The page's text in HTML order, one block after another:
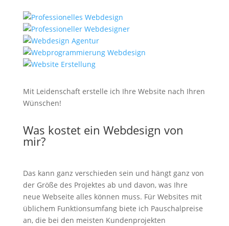
Mit Leidenschaft erstelle ich Ihre Website nach Ihren
Wünschen!
Was kostet ein Webdesign von
mir?
Das kann ganz verschieden sein und hängt ganz von
der Größe des Projektes ab und davon, was Ihre
neue Webseite alles können muss. Für Websites mit
üblichem Funktionsumfang biete ich Pauschalpreise
an, die bei den meisten Kundenprojekten